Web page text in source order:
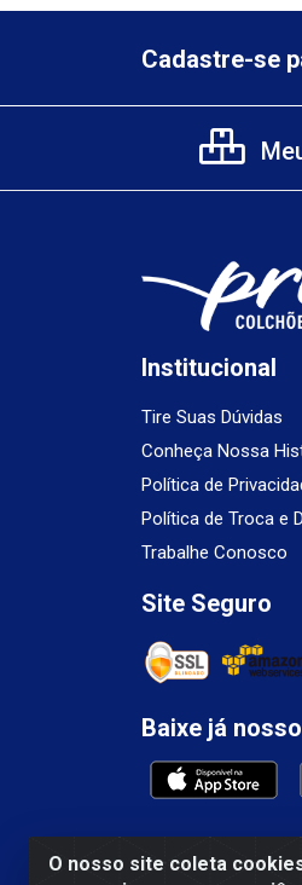
O nosso site coleta
Cadastre-se
Institucional
Tire Suas Dúvidas
Conheça Nossa
Política de
Política de Troca e
Trabalhe Conosco
Site Seguro
Baixe já